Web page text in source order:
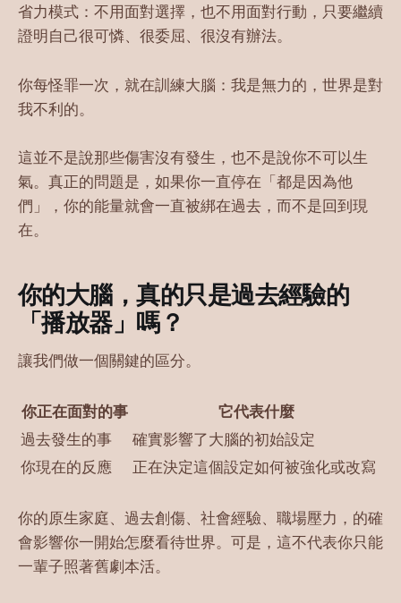
省力模式：不用面對選擇，也不用面對行動，只要繼續
證明自己很可憐、很委屈、很沒有辦法。
你每怪罪一次，就在訓練大腦：我是無力的，世界是對
我不利的。
這並不是說那些傷害沒有發生，也不是說你不可以生
氣。真正的問題是，如果你一直停在「都是因為他
們」，你的能量就會一直被綁在過去，而不是回到現
在。
你的大腦，真的只是過去經驗的
「播放器」嗎？
讓我們做一個關鍵的區分。
你正在面對的事
它代表什麼
過去發生的事
確實影響了大腦的初始設定
你現在的反應
正在決定這個設定如何被強化或改寫
你的原生家庭、過去創傷、社會經驗、職場壓力，的確
會影響你一開始怎麼看待世界。可是，這不代表你只能
一輩子照著舊劇本活。